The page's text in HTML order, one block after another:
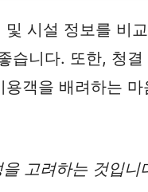
시설 정보를 비
습니다. 또한, 청결
객을 배려하는 마
고려하는 것입니